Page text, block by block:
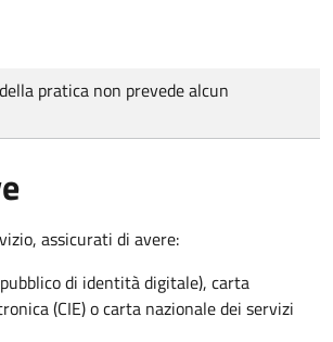
pratica non prevede alcun
assicurati di avere:
di identità digitale), carta
(CIE) o carta nazionale dei servizi